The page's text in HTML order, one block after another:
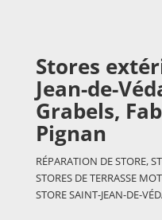
Stores
Jean-de-
Grabels,
Pignan
RÉPARATION DE STORE,
STORES DE TERRASSE
STORESAINT-JEAN-DE-